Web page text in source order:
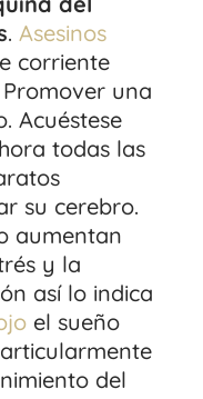
. Asesinos
corriente
una
Acuéstese
todas las
su cerebro.
aumentan
y la
así lo indica
el sueño
del